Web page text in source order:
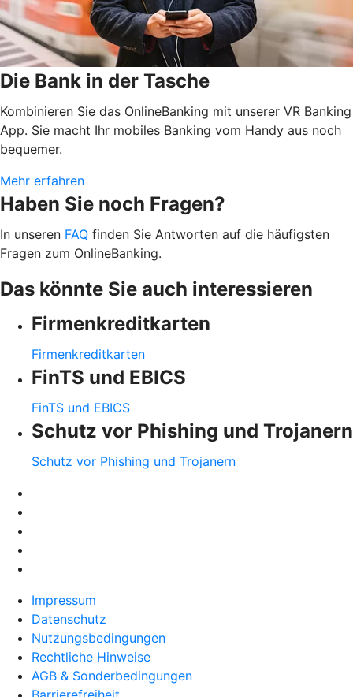
Die Bank in der Tasche
Kombinieren Sie das OnlineBanking mit unserer VR Banking
App. Sie macht Ihr mobiles Banking vom Handy aus noch
bequemer.
Mehr erfahren
Haben Sie noch Fragen?
In unseren FAQ finden Sie Antworten auf die häufigsten
Fragen zum OnlineBanking.
Das könnte Sie auch interessieren
Firmenkreditkarten
Firmenkreditkarten
FinTS und EBICS
FinTS und EBICS
Schutz vor Phishing und Trojanern
Schutz vor Phishing und Trojanern
Impressum
Datenschutz
Nutzungsbedingungen
Rechtliche Hinweise
AGB & Sonderbedingungen